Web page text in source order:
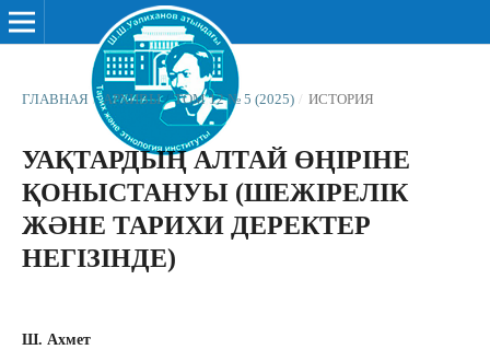
ГЛАВНАЯ / АРХИВЫ / ТОМ 12 № 5 (2025) / ИСТОРИЯ
УАҚТАРДЫҢ АЛТАЙ ӨҢІРІНЕ
ҚОНЫСТАНУЫ (ШЕЖІРЕЛІК
ЖӘНЕ ТАРИХИ ДЕРЕКТЕР
НЕГІЗІНДЕ)
Ш. Ахмет